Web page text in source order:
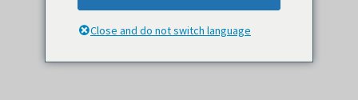
Close and do not switch language